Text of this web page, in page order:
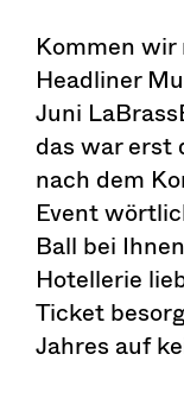
Kommen wir
Headliner
Juni
das war erst
nach dem
Event
Ball bei
Hotellerie
Ticket
Jahres auf